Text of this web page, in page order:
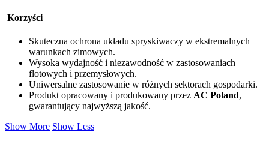
Korzyści
Skuteczna ochrona układu spryskiwaczy w ekstremalnych
warunkach zimowych.
Wysoka wydajność i niezawodność w zastosowaniach
flotowych i przemysłowych.
Uniwersalne zastosowanie w różnych sektorach gospodarki.
Produkt opracowany i produkowany przez AC Poland,
gwarantujący najwyższą jakość.
Show More Show Less